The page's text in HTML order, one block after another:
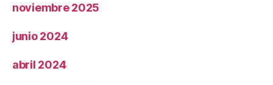
noviembre 2025
junio 2024
abril 2024